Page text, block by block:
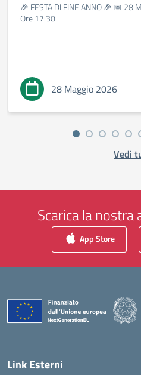
🎉 FESTA DI FINE ANNO 🎉 📅 28
Ore 17:30
28 Maggio 2026
Vedi
Scarica la nostra
App Store
Link Esterni